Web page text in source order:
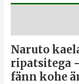
Naruto
ripatsitega
fänn kohe